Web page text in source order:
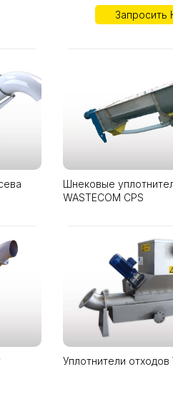
Запросить
Шнековые
WASTECOM CPS
Уплотнители отходов